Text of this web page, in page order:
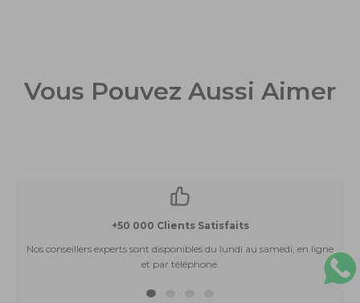
Vous Pouvez Aussi Aimer
+50 000 Clients Satisfaits
Nos conseillers experts sont disponibles du lundi au samedi, en ligne
et par téléphone.